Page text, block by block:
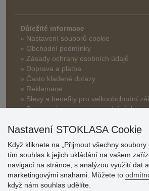
Důležité informace
» Nastavení souborů cookie
» Obchodní podmínky
» Zásady ochrany osobních údajů
» Doprava a platba
» Často kladené dotazy
» Reklamace
» Slevy a benefity pro velkoobchodní
» Bonusový program na prodejnách
Hodnocení
Nastavení STOKLASA Cookie
Když kliknete na „Přijmout všechny soubory
tím souhlas k jejich ukládání na vašem
navigací na stránce, s analýzou využití dat
marketingovými snahami. Můžete to
když nám souhlas udělíte.